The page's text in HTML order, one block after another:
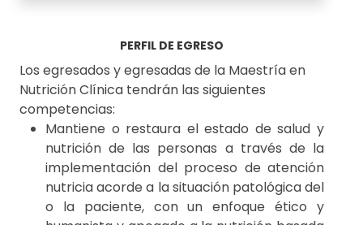
PERFIL DE EGRESO
Los egresados y egresadas de la Maestría en
Nutrición Clínica tendrán las siguientes
competencias:
Mantiene o restaura el estado de salud y
nutrición de las personas a través de la
implementación del proceso de atención
nutricia acorde a la situación patológica del
o la paciente, con un enfoque ético y